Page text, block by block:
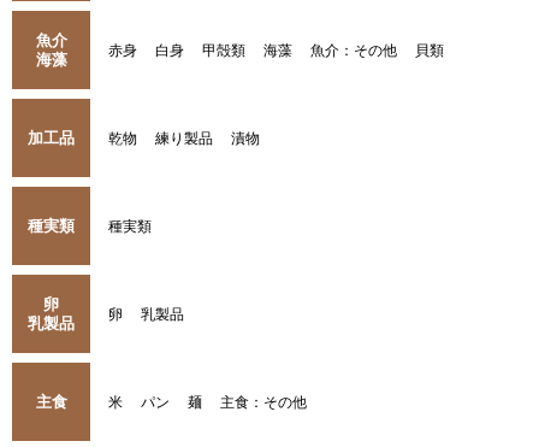
魚介
海藻
赤身 白身 甲殻類 海藻 魚介：その他 貝類
加工品 乾物 練り製品 漬物
種実類 種実類
卵
乳製品
卵 乳製品
主食 米 パン 麺 主食：その他